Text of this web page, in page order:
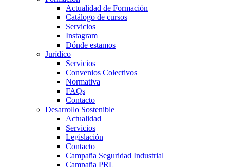
Actualidad de Formación
Catálogo de cursos
Servicios
Instagram
Dónde estamos
Jurídico
Servicios
Convenios Colectivos
Normativa
FAQs
Contacto
Desarrollo Sostenible
Actualidad
Servicios
Legislación
Contacto
Campaña Seguridad Industrial
Campaña PRL